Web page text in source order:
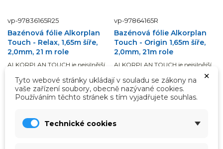
vp-97836165R25
Bazénová fólie Alkorplan
Touch - Relax, 1,65m šíře,
2,0mm, 21 m role
ALKORPLAN TOUCH je nejsilnější
přirozenou povrchovou úpravu.
Dodáváno v celé roli 21 bm, což je
34,65 m2.
45 714,00 Kč
37 780,17 Kč
Ihned k odeslání
vp-97864165R
Bazénová fólie Alkorplan
Touch - Origin 1,65m šíře,
2,0mm, 21m role
ALKORPLAN TOUCH je nejsilnější
přirozenou povrchovou úpravu.
Uvedená cena je za celou roli 21 bm
fólie šířky 1,65 m = 34,65 m2. Prodej
celého balení.
ihned k odeslání
×
Tyto webové stránky ukládají v souladu se zákony na
vaše zařízení soubory, obecně nazývané cookies.
Používáním těchto stránek s tím vyjadřujete souhlas.
Technické cookies